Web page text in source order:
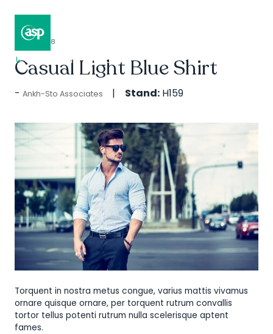
↳Composer II / Showcase
30 Apr 2018
Casual Light Blue Shirt
Ankh-Sto Associates Stand: H159
Torquent in nostra metus congue, varius mattis vivamus
ornare quisque ornare, per torquent rutrum convallis
tortor tellus potenti rutrum nulla scelerisque aptent
fames.